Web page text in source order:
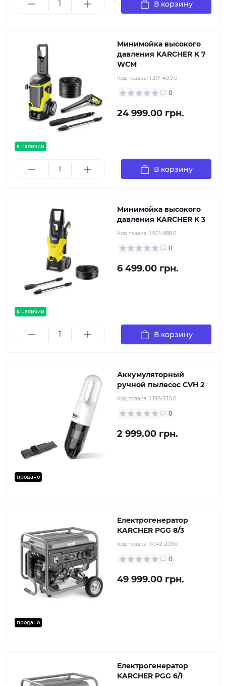
В корзину
в наличии
Минимойка высокого
давления KARCHER K 7
WCM
Код товара: 1.317-400.0
0
24 999.00 грн.
В корзину
в наличии
Минимойка высокого
давления KARCHER K 3
Код товара: 1.601-888.0
0
6 499.00 грн.
В корзину
продано
Аккумуляторный
ручной пылесос CVH 2
Код товара: 1.198-330.0
0
2 999.00 грн.
продано
Електрогенератор
KARCHER PGG 8/3
Код товара: 1.042-209.0
0
49 999.00 грн.
Електрогенератор
KARCHER PGG 6/1